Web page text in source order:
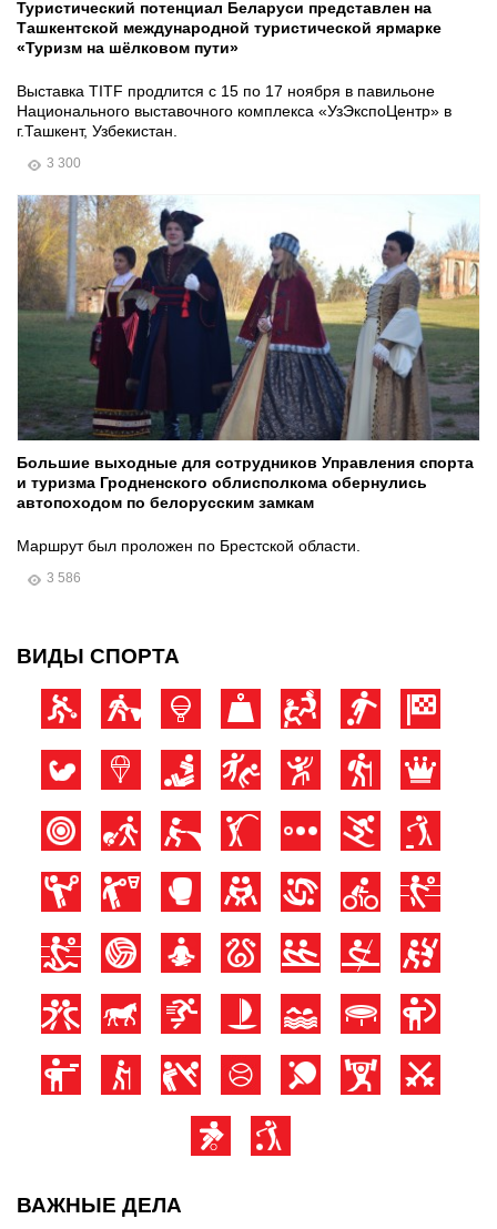
Туристический потенциал Беларуси представлен на
Ташкентской международной туристической ярмарке
«Туризм на шёлковом пути»
Выставка TITF продлится с 15 по 17 ноября в павильоне
Национального выставочного комплекса «УзЭкспоЦентр» в
г.Ташкент, Узбекистан.
3 300
Большие выходные для сотрудников Управления спорта
и туризма Гродненского облисполкома обернулись
автопоходом по белорусским замкам
Маршрут был проложен по Брестской области.
3 586
ВИДЫ СПОРТА
ВАЖНЫЕ ДЕЛА